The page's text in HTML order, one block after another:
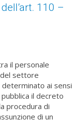
110 –
il personale
settore
ai sensi
il decreto
procedura di
di un